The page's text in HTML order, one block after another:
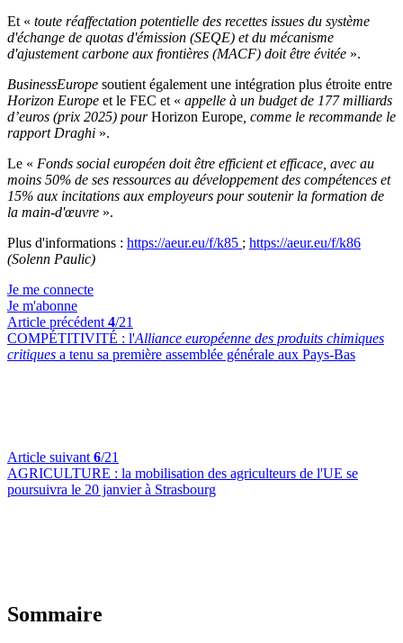
Et « toute réaffectation potentielle des recettes issues du système
d'échange de quotas d'émission (SEQE) et du mécanisme
d'ajustement carbone aux frontières (MACF) doit être évitée ».
BusinessEurope soutient également une intégration plus étroite entre
Horizon Europe et le FEC et « appelle à un budget de 177 milliards
d’euros (prix 2025) pourHorizon Europe , comme le recommande le
rapport Draghi ».
Le « Fonds social européen doit être efficient et efficace, avec au
moins 50% de ses ressources au développement des compétences et
15% aux incitations aux employeurs pour soutenir la formation de
la main-d'œuvre ».
Plus d'informations : https://aeur.eu/f/k85 ; https://aeur.eu/f/k86
(Solenn Paulic)
Je me connecte
Je m'abonne
Article précédent 4/21
COMPÉTITIVITÉ : l'Alliance européenne des produits chimiques
critiques a tenu sa première assemblée générale aux Pays-Bas
Article suivant 6/21
AGRICULTURE : la mobilisation des agriculteurs de l'UE se
poursuivra le 20 janvier à Strasbourg
Sommaire